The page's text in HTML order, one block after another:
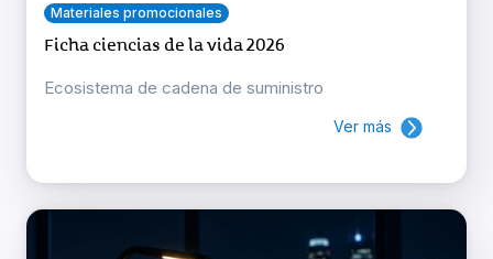
Materiales promocionales
Ficha ciencias de la vida 2026
Ecosistema de cadena de suministro
Ver más